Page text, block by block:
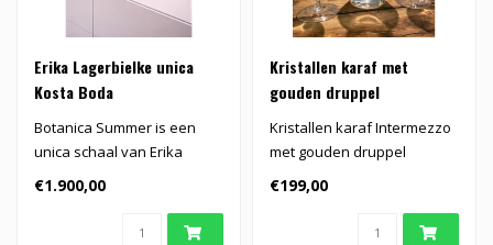
Erika Lagerbielke unica
Kosta Boda
Botanica Summer is een
unica schaal van Erika
Lagerbielke, handgevormd
door de m..
€1.900,00
Kristallen karaf met
gouden druppel
Kristallen karaf Intermezzo
met gouden druppel
€199,00